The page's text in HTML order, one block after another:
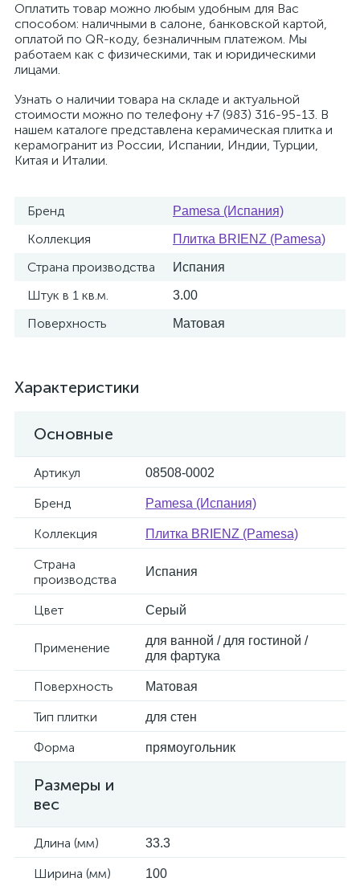
Оплатить товар можно любым удобным для Вас
способом: наличными в салоне, банковской картой,
оплатой по QR-коду, безналичным платежом. Мы
работаем как с физическими, так и юридическими
лицами.
Узнать о наличии товара на складе и актуальной
стоимости можно по телефону +7 (983) 316-95-13. В
нашем каталоге представлена керамическая плитка и
керамогранит из России, Испании, Индии, Турции,
Китая и Италии.
Бренд Pamesa (Испания)
Коллекция Плитка BRIENZ (Pamesa)
Страна производства Испания
Штук в 1 кв.м. 3.00
Поверхность Матовая
Характеристики
Основные
Артикул 08508-0002
Бренд Pamesa (Испания)
Коллекция Плитка BRIENZ (Pamesa)
Страна
производства
Испания
Цвет Серый
Применение
для ванной / для гостиной /
для фартука
Поверхность Матовая
Тип плитки для стен
Форма прямоугольник
Размеры и
вес
Длина (мм) 33.3
Ширина (мм) 100